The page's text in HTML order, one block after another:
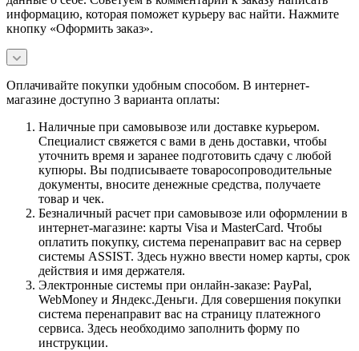
информацию, которая поможет курьеру вас найти. Нажмите
кнопку «Оформить заказ».
Оплачивайте покупки удобным способом. В интернет-
магазине доступно 3 варианта оплаты:
Наличные при самовывозе или доставке курьером.
Специалист свяжется с вами в день доставки, чтобы
уточнить время и заранее подготовить сдачу с любой
купюры. Вы подписываете товаросопроводительные
документы, вносите денежные средства, получаете
товар и чек.
Безналичный расчет при самовывозе или оформлении в
интернет-магазине: карты Visa и MasterCard. Чтобы
оплатить покупку, система перенаправит вас на сервер
системы ASSIST. Здесь нужно ввести номер карты, срок
действия и имя держателя.
Электронные системы при онлайн-заказе: PayPal,
WebMoney и Яндекс.Деньги. Для совершения покупки
система перенаправит вас на страницу платежного
сервиса. Здесь необходимо заполнить форму по
инструкции.